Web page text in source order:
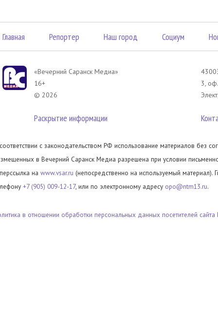
Главная Репортер Наш город Социум
«Вечерний Саранск Mедиа»
16+
© 2026
Раскрытие информации
3,
с законодательством РФ использование материалов без
в Вечерний Саранск Медиа разрешена при условии
на www.vsar.ru (непосредственно на используемый материал).
+7 (905) 009-12-17, или по электронному адресу opo@ntm13.ru.
в отношении обработки персональных данных посетителей